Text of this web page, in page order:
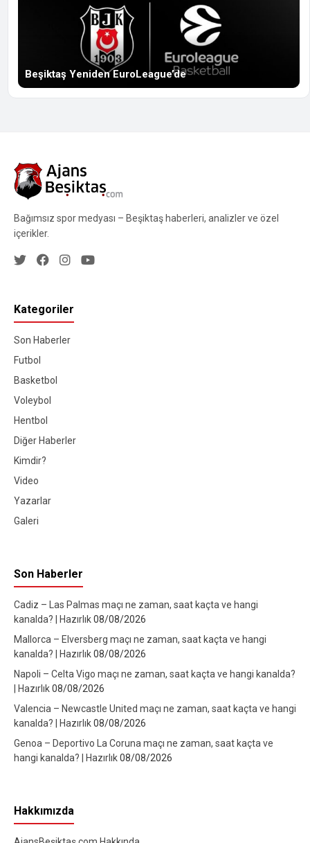
Beşiktaş Yeniden EuroLeague’de
Bağımsız spor medyası – Beşiktaş haberleri, analizler ve özel
içerikler.
Kategoriler
Son Haberler
Futbol
Basketbol
Voleybol
Hentbol
Diğer Haberler
Kimdir?
Video
Yazarlar
Galeri
Son Haberler
Cadiz – Las Palmas maçı ne zaman, saat kaçta ve hangi
kanalda? | Hazırlık08/08/2026
Mallorca – Elversberg maçı ne zaman, saat kaçta ve hangi
kanalda? | Hazırlık08/08/2026
Napoli – Celta Vigo maçı ne zaman, saat kaçta ve hangi kanalda?
| Hazırlık08/08/2026
Valencia – Newcastle United maçı ne zaman, saat kaçta ve hangi
kanalda? | Hazırlık08/08/2026
Genoa – Deportivo La Coruna maçı ne zaman, saat kaçta ve
hangi kanalda? | Hazırlık08/08/2026
Hakkımızda